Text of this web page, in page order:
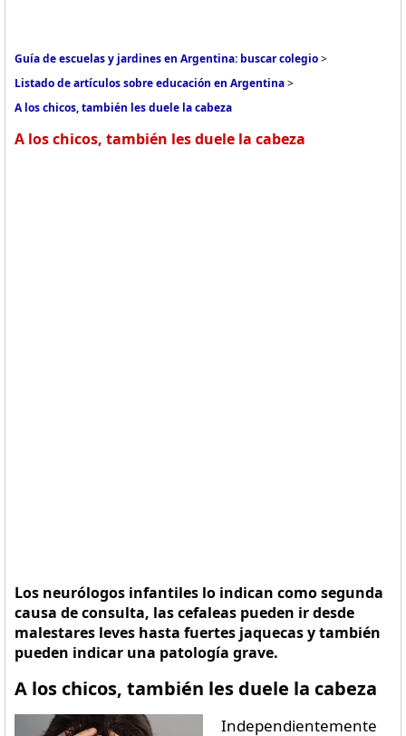
Guía de escuelas y jardines en Argentina: buscar colegio>
Listado de artículos sobre educación en Argentina>
A los chicos, también les duele la cabeza
A los chicos, también les duele la cabeza
Los neurólogos infantiles lo indican como segunda
causa de consulta, las cefaleas pueden ir desde
malestares leves hasta fuertes jaquecas y también
pueden indicar una patología grave.
A los chicos, también les duele la cabeza
Independientemente